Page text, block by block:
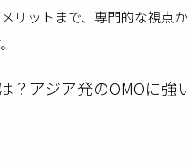
リットまで、専門的な視点
？アジア発のOMOに強